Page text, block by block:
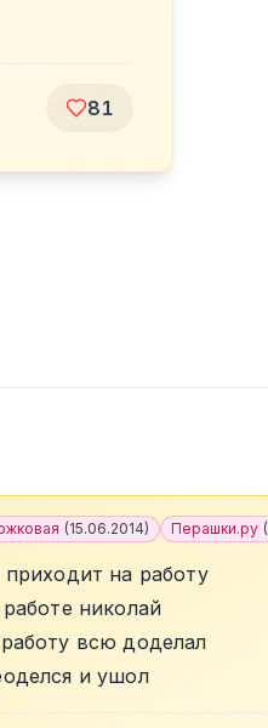
81
(15.06.2014) Перашки.ру (
приходит на работу
николай
всю доделал
и ушол